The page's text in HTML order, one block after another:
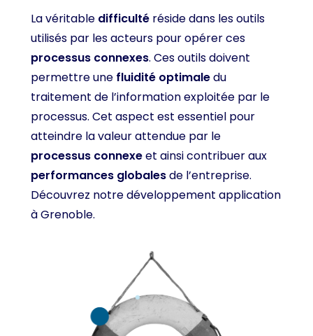
La véritable difficultéréside dans les outils
utilisés par les acteurs pour opérer ces
processus connexes. Ces outils doivent
permettre une fluidité optimaledu
traitement de l’information exploitée par le
processus. Cet aspect est essentiel pour
atteindre la valeur attendue par le
processus connexeet ainsi contribuer aux
performances globalesde l’entreprise.
Découvrez notredéveloppement application
à Grenoble.